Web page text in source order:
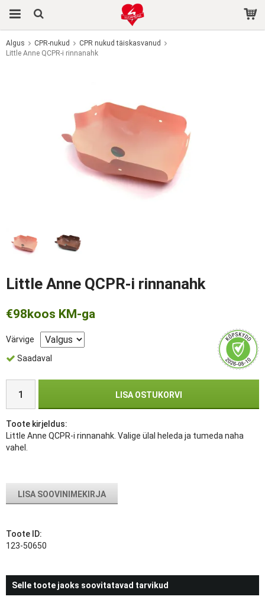
Toode on ostukorvi lisatud.
Algus CPR-nukud
CPR nukud täiskasvanud
Little Anne QCPR-i rinnanahk
Little Anne QCPR-i rinnanahk
€98koos KM-ga
Värvige
Saadaval
LISA OSTUKORVI
Toote kirjeldus:
Little Anne QCPR-i rinnanahk. Valige ülal heleda ja tumeda naha
vahel.
LISA SOOVINIMEKIRJA
Toote ID:
123-50650
Selle toote jaoks soovitatavad tarvikud